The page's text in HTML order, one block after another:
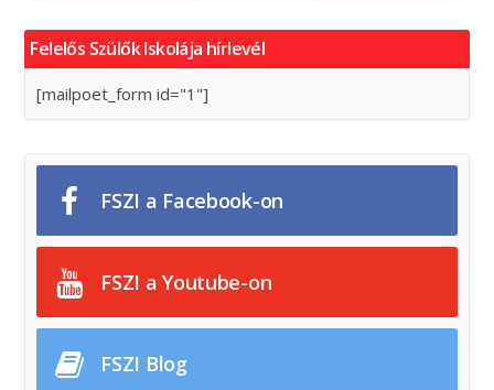
Felelős Szülők Iskolája hírlevél
[mailpoet_form id="1"]
FSZI a Facebook-on
FSZI a Youtube-on
FSZI Blog